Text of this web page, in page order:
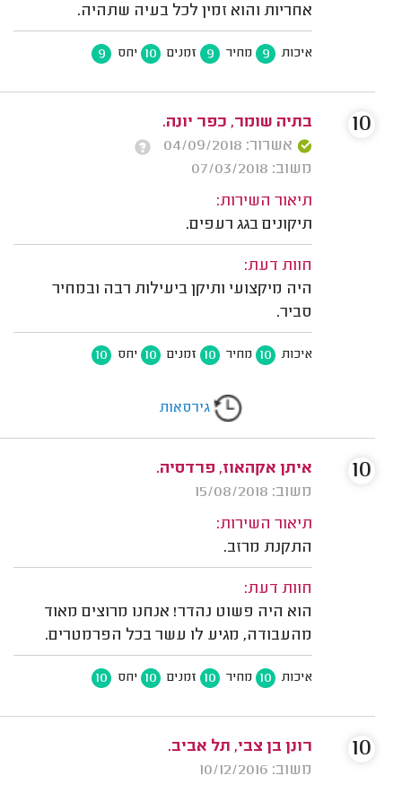
אחריות והוא זמין לכל בעיה שתהיה.
איכות 9 מחיר 9 זמנים 10 יחס 9
בתיה שומר, כפר יונה.
אשרור: 04/09/2018
משוב: 07/03/2018
תיאור השירות:
תיקונים בגג רעפים.
חוות דעת:
היה מיקצועי ותיקן ביעילות רבה ובמחיר
סביר.
איכות 10 מחיר 10 זמנים 10 יחס 10
10
גירסאות
איתן אקהאוז, פרדסיה.
משוב: 15/08/2018
תיאור השירות:
התקנת מרזב.
חוות דעת:
הוא היה פשוט נהדר! אנחנו מרוצים מאוד
מהעבודה, מגיע לו עשר בכל הפרמטרים.
איכות 10 מחיר 10 זמנים 10 יחס 10
10
רונן בן צבי, תל אביב.
משוב: 10/12/2016
10